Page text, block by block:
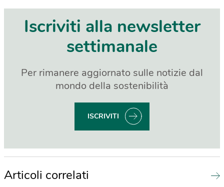
Iscriviti alla newsletter
settimanale
Per rimanere aggiornato sulle notizie dal
mondo della sostenibilità
ISCRIVITI
Articoli correlati